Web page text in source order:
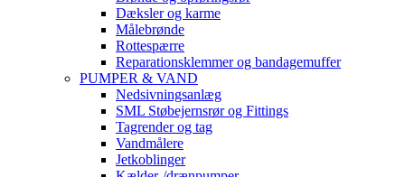
Dæksler og karme
Målebrønde
Rottespærre
Reparationsklemmer og bandagemuffer
PUMPER & VAND
Nedsivningsanlæg
SML Støbejernsrør og Fittings
Tagrender og tag
Vandmålere
Jetkoblinger